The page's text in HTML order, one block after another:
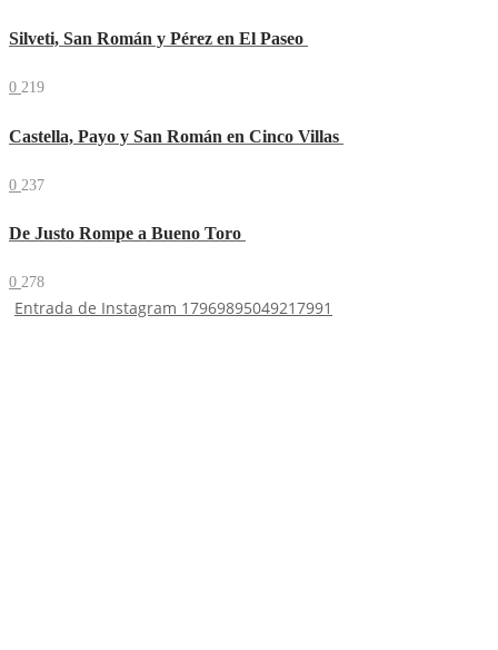
Silveti, San Román y Pérez en El Paseo
0 219
Castella, Payo y San Román en Cinco Villas
0 237
De Justo Rompe a Bueno Toro
0 278
Entrada de Instagram 17969895049217991